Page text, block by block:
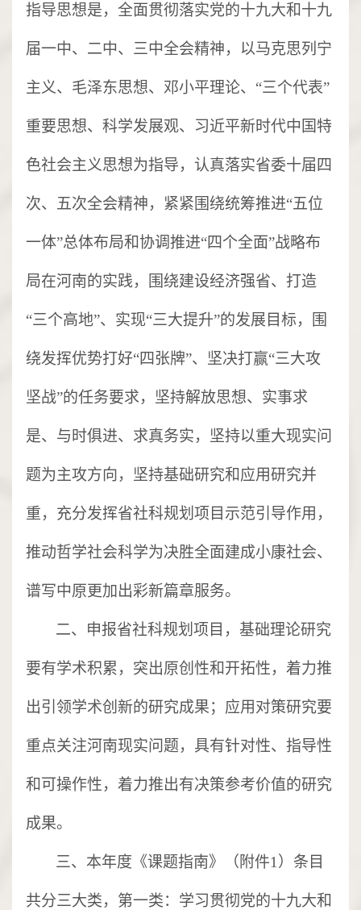
指导思想是，全面贯彻落实党的十九大和十九
届一中、二中、三中全会精神，以马克思列宁
主义、毛泽东思想、邓小平理论、 “三个代表”
重要思想、科学发展观、习近平新时代中国特
色社会主义思想为指导，认真落实省委十届四
次、五次全会精神，紧紧围绕统筹推进“五位
一体”总体布局和协调推进“四个全面”战略布
局在河南的实践，围绕建设经济强省、打造
“三个高地”、实现“三大提升”的发展目标，围
绕发挥优势打好“四张牌”、坚决打赢“三大攻
坚战”的任务要求，坚持解放思想、实事求
是、与时俱进、求真务实，坚持以重大现实问
题为主攻方向，坚持基础研究和应用研究并
重，充分发挥省社科规划项目示范引导作用，
推动哲学社会科学为决胜全面建成小康社会、
谱写中原更加出彩新篇章服务。
二、申报省社科规划项目，基础理论研究
要有学术积累，突出原创性和开拓性，着力推
出引领学术创新的研究成果；应用对策研究要
重点关注河南现实问题，具有针对性、指导性
和可操作性，着力推出有决策参考价值的研究
成果。
三、本年度《课题指南》（附件1）条目
共分三大类，第一类：学习贯彻党的十九大和